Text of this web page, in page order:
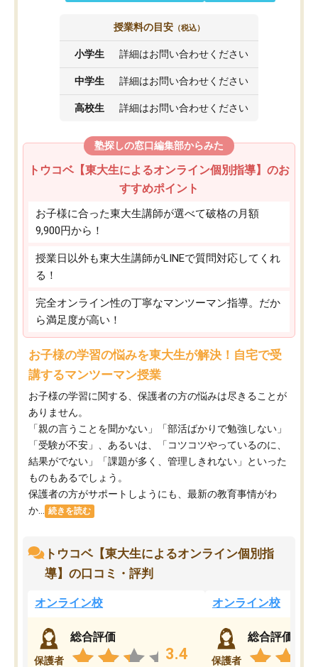
授業料の目安 （税込）
小学生 詳細はお問い合わせください
中学生 詳細はお問い合わせください
高校生 詳細はお問い合わせください
塾探しの窓口編集部からみた
トウコベ【東大生によるオンライン個別指導】のお
すすめポイント
お子様に合った東大生講師が選べて破格の月額
9,900円から！
授業日以外も東大生講師がLINEで質問対応してくれ
る！
完全オンライン性の丁寧なマンツーマン指導。だか
ら満足度が高い！
お子様の学習の悩みを東大生が解決！自宅で受
講するマンツーマン授業
お子様の学習に関する、保護者の方の悩みは尽きることが
ありません。
「親の言うことを聞かない」「部活ばかりで勉強しない」
「受験が不安」、あるいは、「コツコツやっているのに、
結果がでない」「課題が多く、管理しきれない」といった
ものもあるでしょう。
保護者の方がサポートしようにも、最新の教育事情がわ
か...
続きを読む
トウコベ【東大生によるオンライン個別指
導】の口コミ・評判
オンライン校
保護者
総合評価
3.4
オンライン校
保護者
総合評価